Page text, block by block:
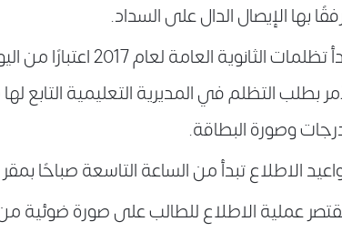
بها الإيصال الدال على السداد.
تبدأ تظلمات الثانوية
بطلب التظلم في المديرية التعليمية التابع
وصورة البطاقة.
الاطلاع تبدأ من الساعة التاسعة صباحًا
عملية الاطلاع للطالب على صورة ضوئية